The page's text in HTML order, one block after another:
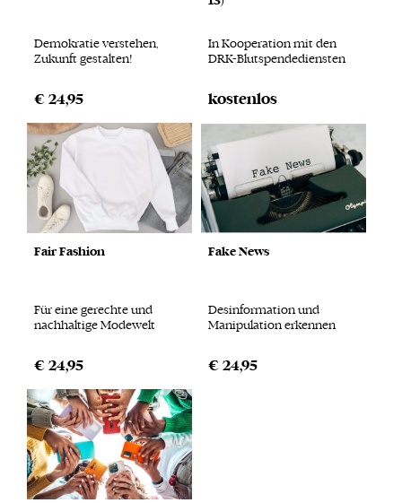
Demokratie verstehen,
Zukunft gestalten!
€ 24,95
In Kooperation mit den
DRK-Blutspendediensten
Fair Fashion
Für eine gerechte und
nachhaltige Modewelt
€ 24,95
Fake News
Desinformation und
Manipulation erkennen
€ 24,95